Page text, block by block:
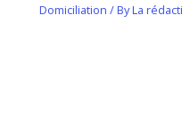
Domiciliation / ByLa